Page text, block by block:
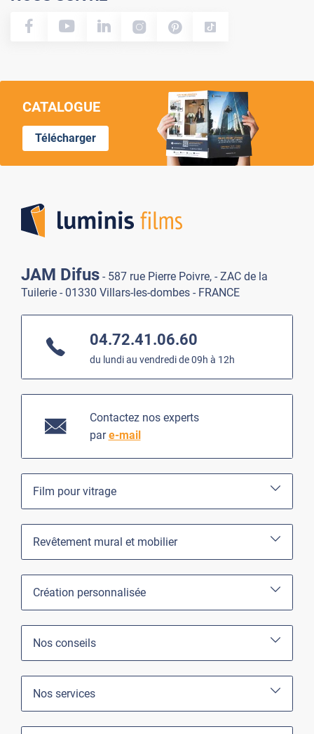
CATALOGUE
Télécharger
JAM Difus - 587 rue Pierre Poivre, - ZAC de la
Tuilerie - 01330 Villars-les-dombes - FRANCE
04.72.41.06.60
du lundi au vendredi de 09h à 12h
Contactez nos experts
pare-mail
Film pour vitrage
Revêtement mural et mobilier
Création personnalisée
Nos conseils
Nos services